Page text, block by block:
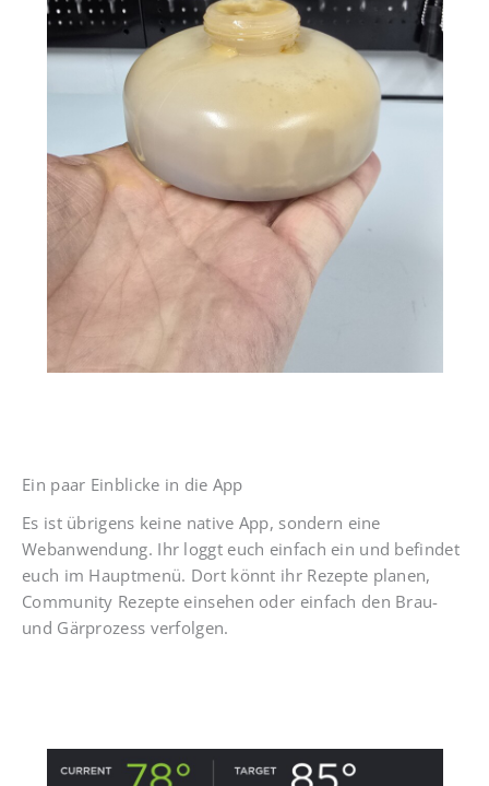
Ein paar Einblicke in die App
Es ist übrigens keine native App, sondern eine
Webanwendung. Ihr loggt euch einfach ein und befindet
euch im Hauptmenü. Dort könnt ihr Rezepte planen,
Community Rezepte einsehen oder einfach den Brau-
und Gärprozess verfolgen.